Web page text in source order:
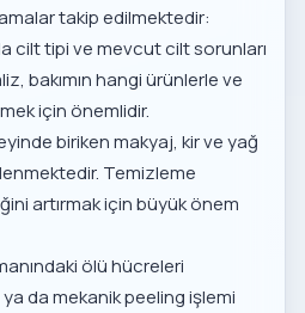
takip edilmektedir:
cilt tipi ve mevcut cilt sorunları
bakımın hangi ürünlerle ve
için önemlidir.
biriken makyaj, kir ve yağ
Temizleme
artırmak için büyük önem
ölü hücreleri
ya da mekanik peeling işlemi